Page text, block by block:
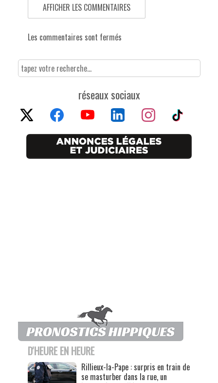
AFFICHER LES COMMENTAIRES
Les commentaires sont fermés
réseaux sociaux
D'HEURE EN HEURE
Rillieux-la-Pape : surpris en train de
se masturber dans la rue, un